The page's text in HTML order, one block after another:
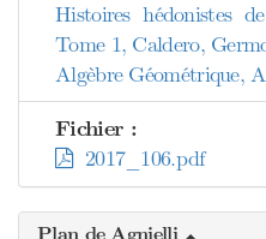
Histoires hédonistes
Tome 1, Caldero,
Algèbre Géométrique,
Fichier :
2017_106.pdf